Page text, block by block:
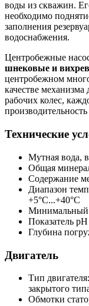
воды из скважин.
необходимо
заполнения
водоснабжения.
Центробежные
шнековые и
центробежном
качестве
рабочих колес,
производительность
Технические
Мутная вода,
Общая
Содержание
Диапазон
+5°С...+40°С
Минимальный
Показатель
Глубина
Двигатель
Тип
закрытого
Обмотки